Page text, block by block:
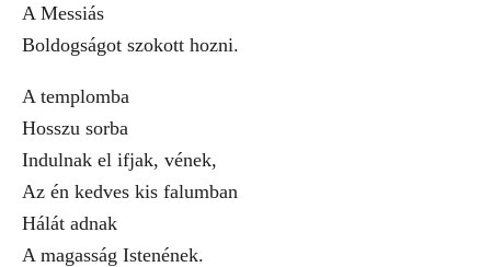
A Messiás
Boldogságot szokott hozni.
A templomba
Hosszu sorba
Indulnak el ifjak, vének,
Az én kedves kis falumban
Hálát adnak
A magasság Istenének.